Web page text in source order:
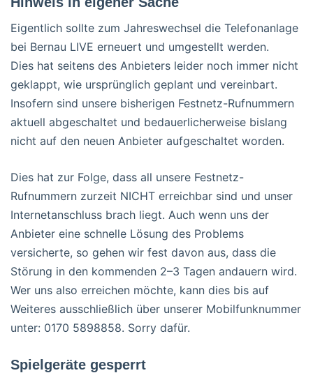
Eigentlich sollte zum Jahreswechsel die Telefonanlage
bei Bernau LIVE erneuert und umgestellt werden.
Dies hat seitens des Anbieters leider noch immer nicht
geklappt, wie ursprünglich geplant und vereinbart.
Insofern sind unsere bisherigen Festnetz-Rufnummern
aktuell abgeschaltet und bedauerlicherweise bislang
nicht auf den neuen Anbieter aufgeschaltet worden.
Dies hat zur Folge, dass all unsere Festnetz-
Rufnummern zurzeit NICHT erreichbar sind und unser
Internetanschluss brach liegt. Auch wenn uns der
Anbieter eine schnelle Lösung des Problems
versicherte, so gehen wir fest davon aus, dass die
Störung in den kommenden 2–3 Tagen andauern wird.
Wer uns also erreichen möchte, kann dies bis auf
Weiteres ausschließlich über unserer Mobilfunknummer
unter: 0170 5898858. Sorry dafür.
Spielgeräte gesperrt